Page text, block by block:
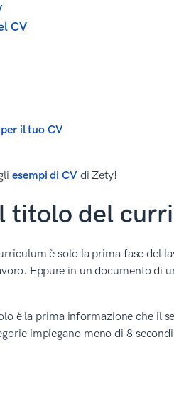
CV
il tuo CV
esempi di CVdi Zety!
titolo del
è solo la prima fase
Eppure in un documento di
è la prima informazione che il
impiegano meno di 8